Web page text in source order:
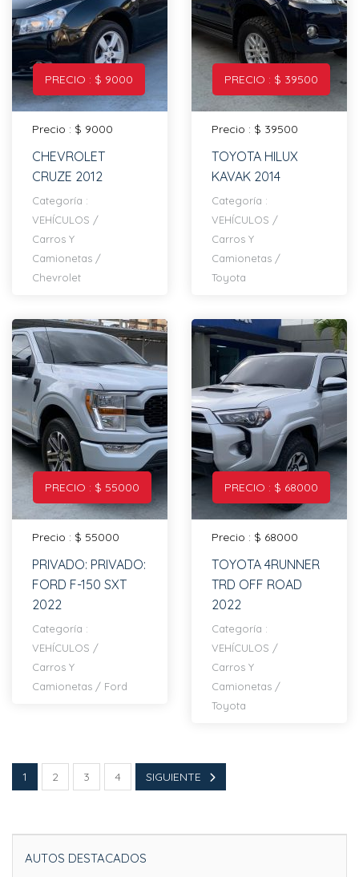
PRECIO : $ 9000
Precio : $ 9000
CHEVROLET
CRUZE 2012
Categoría :
VEHÍCULOS /
Carros Y
Camionetas /
Chevrolet
PRECIO : $ 39500
Precio : $ 39500
TOYOTA HILUX
KAVAK 2014
Categoría :
VEHÍCULOS /
Carros Y
Camionetas /
Toyota
PRECIO : $ 55000
Precio : $ 55000
PRIVADO: PRIVADO:
FORD F-150 SXT
2022
Categoría :
VEHÍCULOS /
Carros Y
Camionetas / Ford
PRECIO : $ 68000
Precio : $ 68000
TOYOTA 4RUNNER
TRD OFF ROAD
2022
Categoría :
VEHÍCULOS /
Carros Y
Camionetas /
Toyota
1 2 3 4 SIGUIENTE
AUTOS DESTACADOS